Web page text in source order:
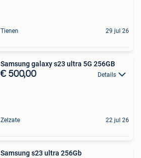
Tienen 29 jul 26
Samsung galaxy s23 ultra 5G 256GB
€ 500,00 Details
Zelzate 22 jul 26
Samsung s23 ultra 256Gb